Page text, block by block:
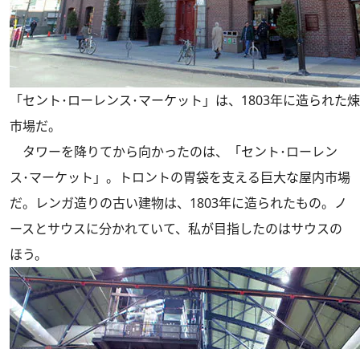
「セント･ローレンス･マーケット」は、1803年に造られた
市場だ。
タワーを降りてから向かったのは、「セント･ローレン
ス･マーケット」。トロントの胃袋を支える巨大な屋内市場
だ。レンガ造りの古い建物は、1803年に造られたもの。ノ
ースとサウスに分かれていて、私が目指したのはサウスの
ほう。